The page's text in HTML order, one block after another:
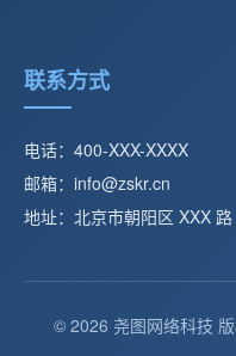
联系方式
电话：400-XXX-XXXX
邮箱：info@zskr.cn
地址：北京市朝阳区 XXX 路
© 2026 尧图网络科技